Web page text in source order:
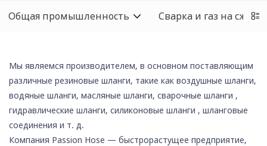
Общая промышленность Сварка и газ на
Мы являемся производителем, в основном поставляющим
различные резиновые шланги, такие как воздушные шланги,
водяные шланги, масляные шланги, сварочные шланги ,
гидравлические шланги, силиконовые шланги , шланговые
соединения и т. д.
Компания Passion Hose — быстрорастущее предприятие,